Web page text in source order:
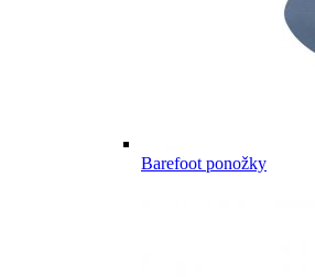
Barefoot ponožky